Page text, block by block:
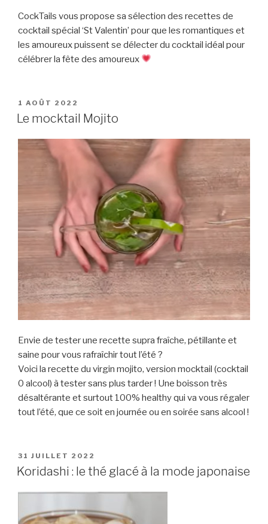
CockTails vous propose sa sélection des recettes de
cocktail spécial ‘St Valentin’ pour que les romantiques et
les amoureux puissent se délecter du cocktail idéal pour
célébrer la fête des amoureux
PUBLIÉ
LE
1 AOÛT 2022
Le mocktail Mojito
Envie de tester une recette supra fraîche, pétillante et
saine pour vous rafraîchir tout l’été ?
Voici la recette du virgin mojito, version mocktail (cocktail
0 alcool) à tester sans plus tarder ! Une boisson très
désaltérante et surtout 100% healthy qui va vous régaler
tout l’été, que ce soit en journée ou en soirée sans alcool !
PUBLIÉ
LE
31 JUILLET 2022
Koridashi : le thé glacé à la mode japonaise